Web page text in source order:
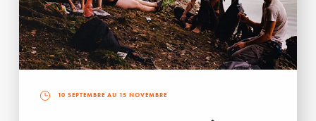
10 SEPTEMBRE AU 15 NOVEMBRE